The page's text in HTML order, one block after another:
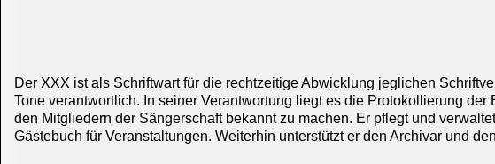
Der XXX ist als Schriftwart für die rechtzeitige Abwicklung jeglichen
Tone verantwortlich. In seiner Verantwortung liegt es die Protokollierung
den Mitgliedern der Sängerschaft bekannt zu machen. Er pflegt und
Gästebuch für Veranstaltungen. Weiterhin unterstützt er den Archivar und